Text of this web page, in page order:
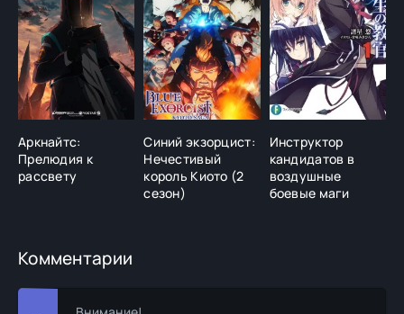
Аркнайтс:
Прелюдия к
рассвету
Синий экзорцист:
Нечестивый
король Киото (2
сезон)
Инструктор
кандидатов в
воздушные
боевые маги
Комментарии